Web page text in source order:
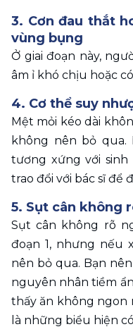
3. Cơn đau thắt
vùng bụng
Ở giai đoạn này,
âm ỉ khó chịu hoặc
4. Cơ thể suy
Mệt mỏi kéo dài
không nên bỏ
tương xứng với sinh
trao đổi với bác sĩ để
5. Sụt cân không
Sụt cân không rõ
đoạn 1, nhưng nếu
nên bỏ qua. Bạn
nguyên nhân tiềm
thấy ăn không ngon
là những biểu hiện